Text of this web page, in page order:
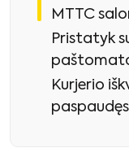
MTTC
Pristatyk
Kurjerio